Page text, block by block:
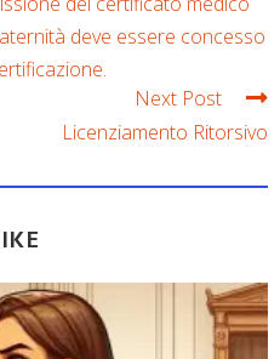
deve essere concesso
Next Post
Licenziamento Ritorsivo